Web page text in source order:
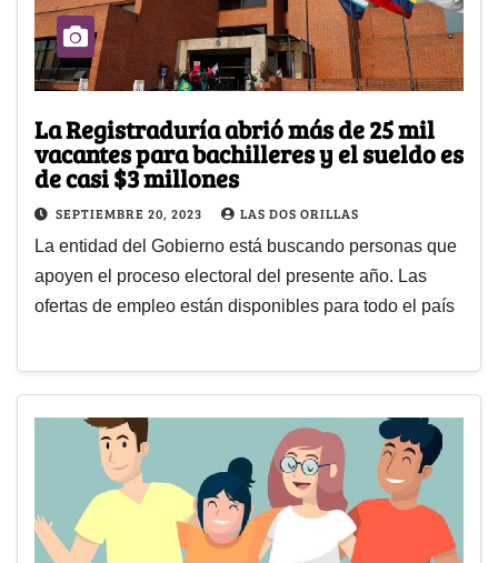
La Registraduría abrió más de 25 mil
vacantes para bachilleres y el sueldo es
de casi $3 millones
SEPTIEMBRE 20, 2023 LAS DOS ORILLAS
La entidad del Gobierno está buscando personas que
apoyen el proceso electoral del presente año. Las
ofertas de empleo están disponibles para todo el país